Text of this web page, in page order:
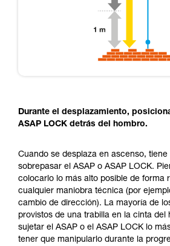
Durante el desplazamiento,
ASAP LOCK detrás del hombro.
Cuando se desplaza en ascenso,
sobrepasar el ASAP o ASAP LOCK.
colocarlo lo más alto posible de forma
cualquier maniobra técnica (por
cambio de dirección). La mayoría de
provistos de una trabilla en la cinta del
sujetar el ASAP o el ASAP LOCK lo
tener que manipularlo durante la